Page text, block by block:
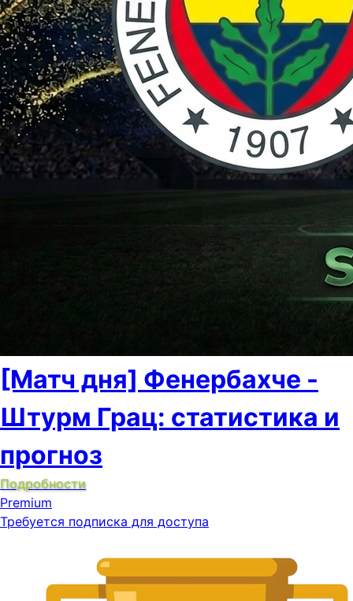
[Матч дня] Фенербахче -
Штурм Грац: статистика и
прогноз
Подробности
Premium
Требуется подписка для доступа